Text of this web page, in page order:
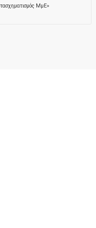
ΜμΕ»